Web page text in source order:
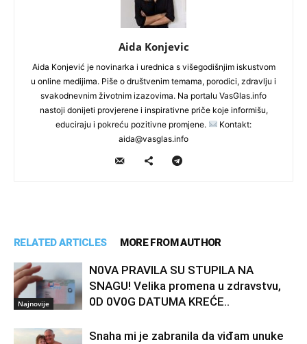
Aida Konjevic
Aida Konjević je novinarka i urednica s višegodišnjim iskustvom
u online medijima. Piše o društvenim temama, porodici, zdravlju i
svakodnevnim životnim izazovima. Na portalu VasGlas.info
nastoji donijeti provjerene i inspirativne priče koje informišu,
educiraju i pokreću pozitivne promjene.
Kontakt:
aida@vasglas.info
RELATED ARTICLES MORE FROM AUTHOR
Najnovije
N0VA PRAVlLA SU STUPILA NA
SNAGU! Velika promena u zdravstvu,
0D 0V0G DATUMA KREĆE..
Snaha mi je zabranila da viđam unuke